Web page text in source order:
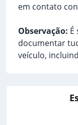
em contato
Observação: É
documentar
veículo,